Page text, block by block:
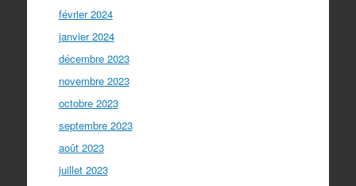
février 2024
janvier 2024
décembre 2023
novembre 2023
octobre 2023
septembre 2023
août 2023
juillet 2023